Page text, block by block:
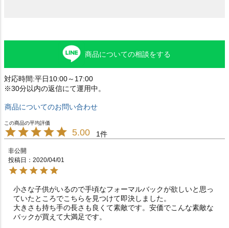
商品についての相談をする
対応時間:平日10:00～17:00
※30分以内の返信にて運用中。
商品についてのお問い合わせ
5.00 1
非公開
投稿日
2020/04/01
小さな子供がいるので手頃なフォーマルバックが欲しいと思っ
ていたところでこちらを見つけて即決しました。
大きさも持ち手の長さも良くて素敵です。安価でこんな素敵な
バックが買えて大満足です。